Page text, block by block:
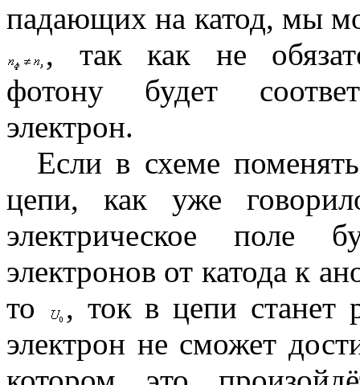
падающих на катод, мы
, так как не
фотону будет
электрон.
Если в схеме
цепи, как уже
электрическое поле
электронов от катода к
то
, ток в цепи
электрон не сможет